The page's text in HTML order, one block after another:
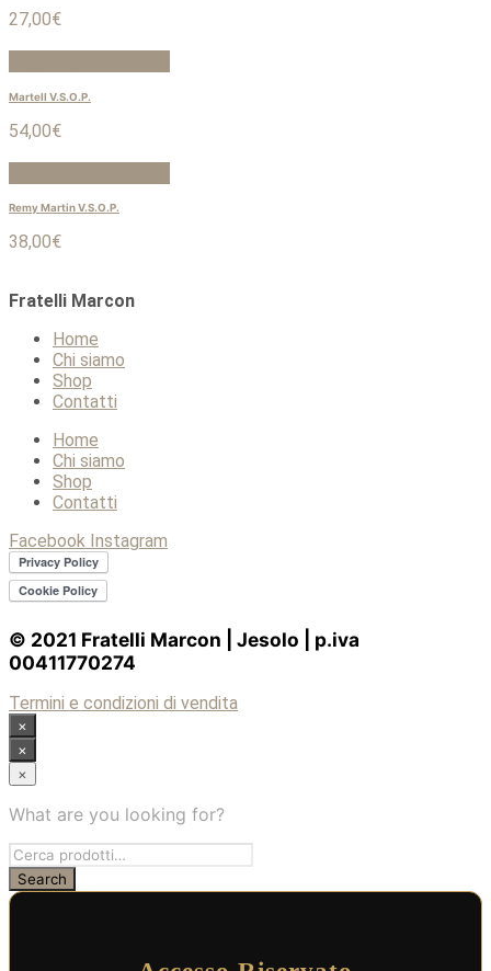
27,00€
Martell V.S.O.P.
54,00€
Remy Martin V.S.O.P.
38,00€
Fratelli Marcon
Home
Chi siamo
Shop
Contatti
Home
Chi siamo
Shop
Contatti
Facebook Instagram
© 2021 Fratelli Marcon | Jesolo | p.iva
00411770274
Termini e condizioni di vendita
×
×
×
What are you looking for?